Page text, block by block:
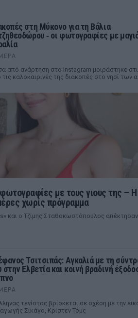
στη Μύκονο για τη Βάλια
‑ οι φωτογραφίες με
από ανάρτηση στο Instagram μοιράστηκε
τις καλοκαιρινές της διακοπές στο νησί των
με τους γιους της – Η
χωρίς πρόγραμμα
και ο Τζίμης Σταθοκωστόπουλος απέκτησαν
Τσιτσιπάς: Αγκαλιά με τη
στην Ελβετία και κοινή βραδινή
τενίστας βρίσκεται σε σχέση με την
Σικάγο, Κρίστεν Τομς